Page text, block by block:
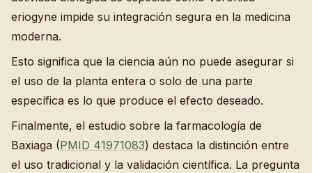
eriogyne impide su integración segura en la medicina
moderna.
Esto significa que la ciencia aún no puede asegurar si
el uso de la planta entera o solo de una parte
específica es lo que produce el efecto deseado.
Finalmente, el estudio sobre la farmacología de
Baxiaga (PMID 41971083) destaca la distinción entre
el uso tradicional y la validación científica. La pregunta